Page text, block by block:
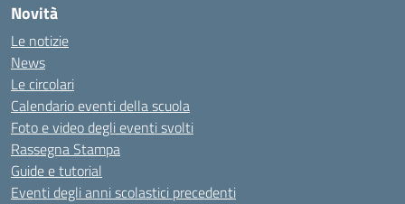
Novità
Le notizie
News
Le circolari
Calendario eventi della scuola
Foto e video degli eventi svolti
Rassegna Stampa
Guide e tutorial
Eventi degli anni scolastici precedenti